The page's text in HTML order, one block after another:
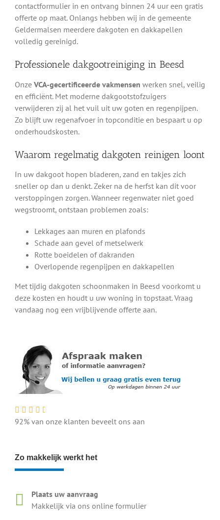
contactformulier in en ontvang binnen 24 uur een gratis
offerte op maat. Onlangs hebben wij in de gemeente
Geldermalsen meerdere dakgoten en dakkapellen
volledig gereinigd.
Professionele dakgootreiniging in Beesd
Onze VCA-gecertificeerde vakmensen werken snel, veilig
en efficiënt. Met moderne dakgootstofzuigers
verwijderen zij al het vuil uit uw goten en regenpijpen.
Zo blijft uw regenafvoer in topconditie en bespaart u op
onderhoudskosten.
Waarom regelmatig dakgoten reinigen loont
In uw dakgoot hopen bladeren, zand en takjes zich
sneller op dan u denkt. Zeker na de herfst kan dit voor
verstoppingen zorgen. Wanneer regenwater niet goed
wegstroomt, ontstaan problemen zoals:
Lekkages aan muren en plafonds
Schade aan gevel of metselwerk
Rotte boeidelen of dakranden
Overlopende regenpijpen en dakkapellen
Met tijdig dakgoten schoonmaken in Beesd voorkomt u
deze kosten en houdt u uw woning in topstaat. Vraag
vandaag nog een vrijblijvende offerte aan.
92% van onze klanten beveelt ons aan
Zo makkelijk werkt het
Plaats uw aanvraag
Makkelijk via ons online formulier